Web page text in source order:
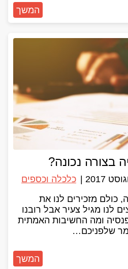
המשך
בצורה נכונה?
כלכלה וכספים
כולם מזכירים לנו את
לנו מגיל צעיר אבל רובנו
ומה החשיבות האמתית
שלפניכם…
המשך